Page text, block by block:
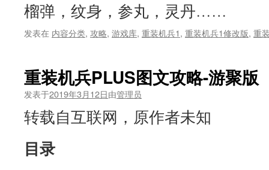
榴弹，纹身，参丸，灵丹……
发表在 内容分类, 攻略, 游戏库, 重装机兵1, 重装机兵1修改版, 重
重装机兵PLUS图文攻略-游聚版
发表于2019年3月12日由管理员
转载自互联网，原作者未知
目录